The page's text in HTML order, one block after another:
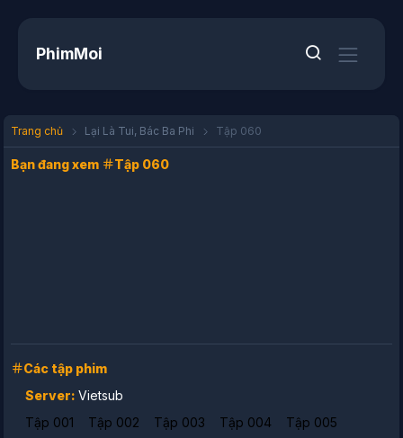
PhimMoi
Trang chủ Lại Là Tui, Bác Ba Phi Tập 060
Bạn đang xem Tập 060
Các tập phim
Server: Vietsub
Tập 001
Tập 002 Tập 003 Tập 004 Tập 005